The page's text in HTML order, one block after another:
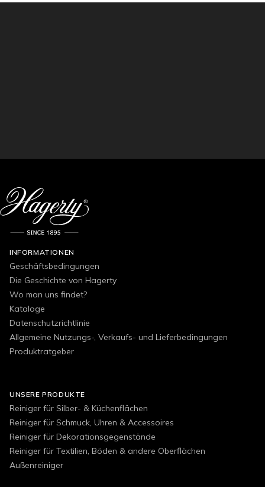
INFORMATIONEN
Geschäftsbedingungen
Die Geschichte von Hagerty
Wo man uns findet?
Kataloge
Datenschutzrichtlinie
Allgemeine Nutzungs-, Verkaufs- und Lieferbedingungen
Produktratgeber
UNSERE PRODUKTE
Reiniger für Silber- & Küchenflächen
Reiniger für Schmuck, Uhren & Accessoires
Reiniger für Dekorationsgegenstände
Reiniger für Textilien, Böden & andere Oberflächen
Außenreiniger